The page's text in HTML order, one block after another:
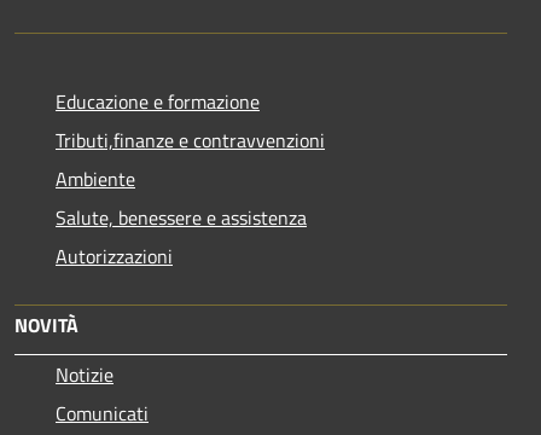
Educazione e formazione
Tributi,finanze e contravvenzioni
Ambiente
Salute, benessere e assistenza
Autorizzazioni
NOVITÀ
Notizie
Comunicati